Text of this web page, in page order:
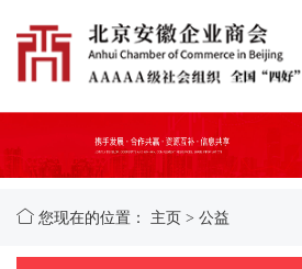
您现在的位置： 主页 > 公益